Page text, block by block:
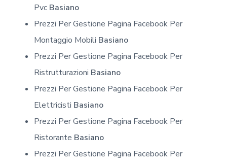
Pvc Basiano
Prezzi Per Gestione Pagina Facebook Per
Montaggio Mobili Basiano
Prezzi Per Gestione Pagina Facebook Per
Ristrutturazioni Basiano
Prezzi Per Gestione Pagina Facebook Per
Elettricisti Basiano
Prezzi Per Gestione Pagina Facebook Per
Ristorante Basiano
Prezzi Per Gestione Pagina Facebook Per